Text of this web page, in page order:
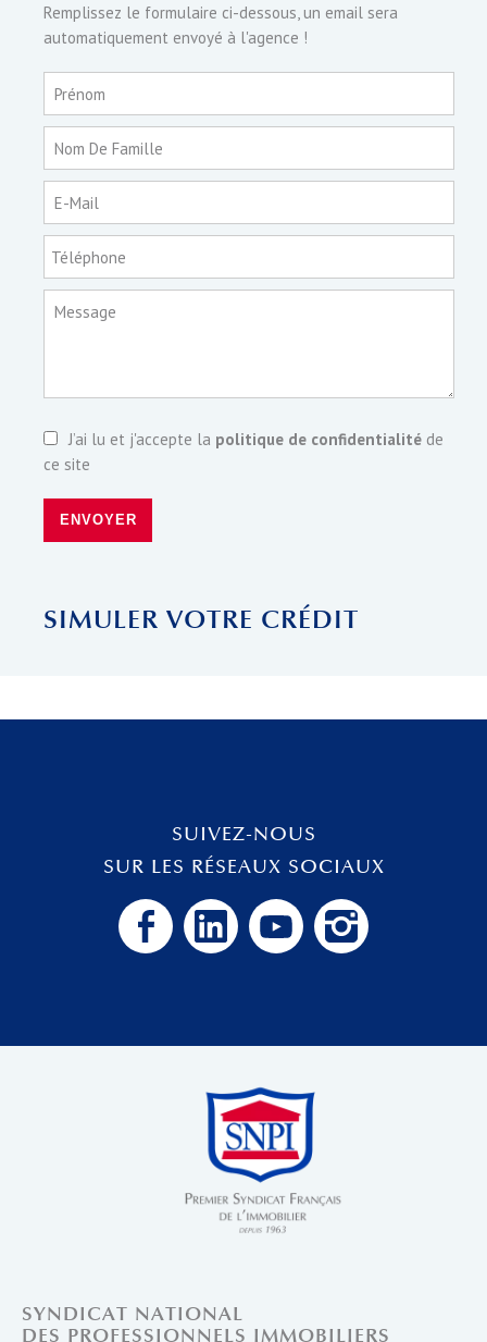
Remplissez le formulaire ci-dessous, un email sera
automatiquement envoyé à l'agence !
Prénom
Nom De Famille
E-Mail
Téléphone
Message
J’ai lu et j'accepte la politique de confidentialité de
ce site
ENVOYER
SIMULER VOTRE CRÉDIT
SYNDICAT NATIONAL
DES PROFESSIONNELS IMMOBILIERS
SUIVEZ-NOUS
SUR LES RÉSEAUX SOCIAUX